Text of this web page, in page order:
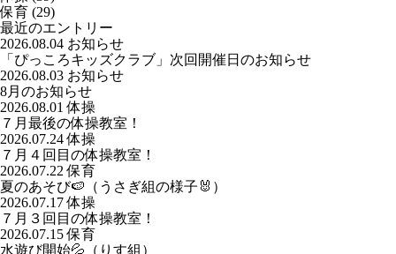
保育 (29)
最近のエントリー
2026.08.04 お知らせ
「ぴっころキッズクラブ」次回開催日のお知らせ
2026.08.03 お知らせ
8月のお知らせ
2026.08.01体操
７月最後の体操教室！
2026.07.24体操
７月４回目の体操教室！
2026.07.22保育
夏のあそび🍉（うさぎ組の様子🐰）
2026.07.17体操
７月３回目の体操教室！
2026.07.15保育
水遊び開始💦（りす組）